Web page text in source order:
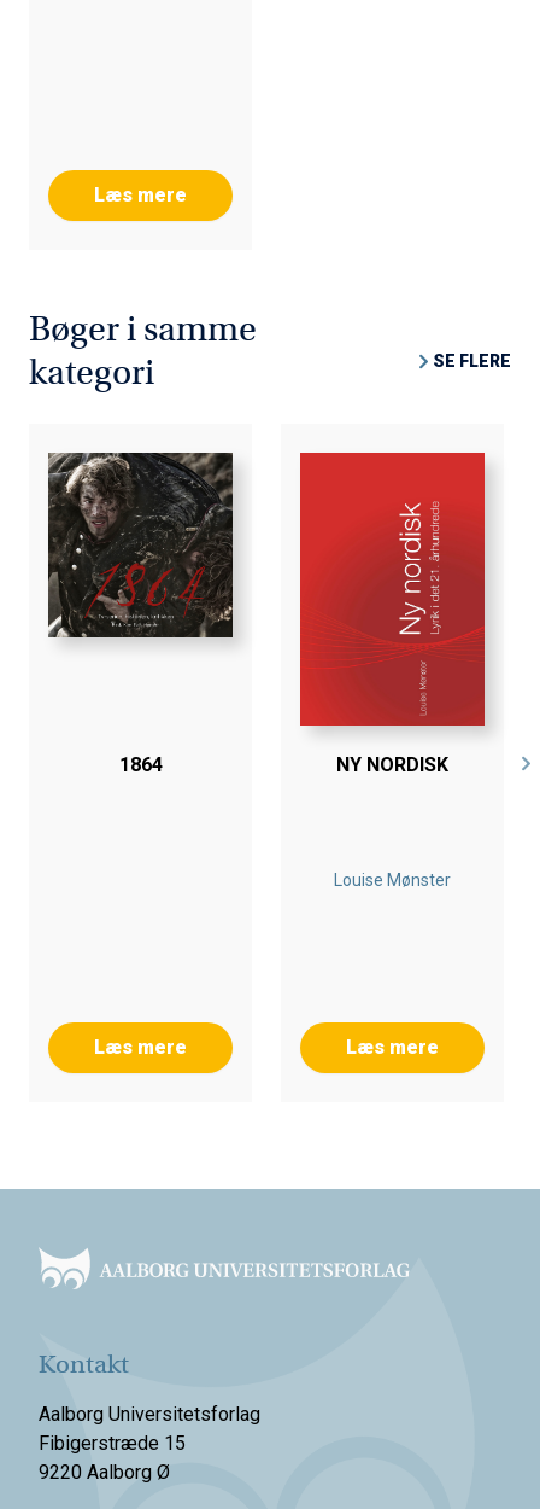
Læs mere
Bøger i samme
kategori
SE FLERE
1864
Læs mere
NY NORDISK
Louise Mønster
Læs mere
Kontakt
Aalborg Universitetsforlag
Fibigerstræde 15
9220 Aalborg Ø